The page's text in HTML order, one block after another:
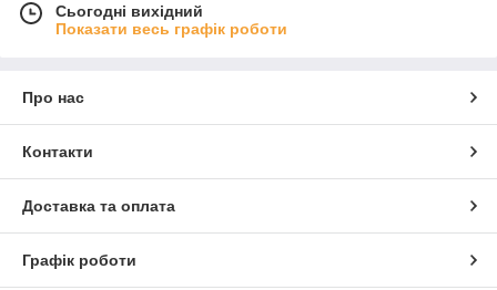
Сьогодні вихідний
Показати весь графік роботи
Про нас
Контакти
Доставка та оплата
Графік роботи